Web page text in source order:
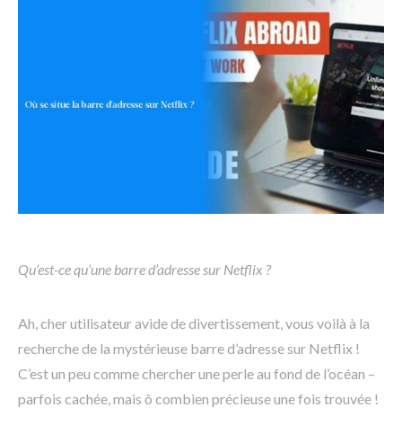
Qu’est-ce qu’une barre d’adresse sur Netflix ?
Ah, cher utilisateur avide de divertissement, vous voilà à la
recherche de la mystérieuse barre d’adresse sur Netflix !
C’est un peu comme chercher une perle au fond de l’océan –
parfois cachée, mais ô combien précieuse une fois trouvée !